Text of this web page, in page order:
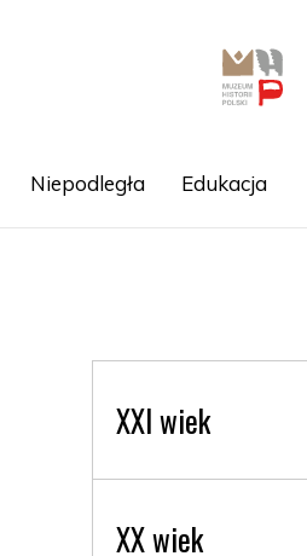
Niepodległa Edukacja
XXI wiek
XX wiek